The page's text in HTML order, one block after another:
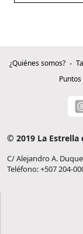
¿Quiénes somos?
© 2019 La Estrella
C/ Alejandro A.
Teléfono: +507 204-